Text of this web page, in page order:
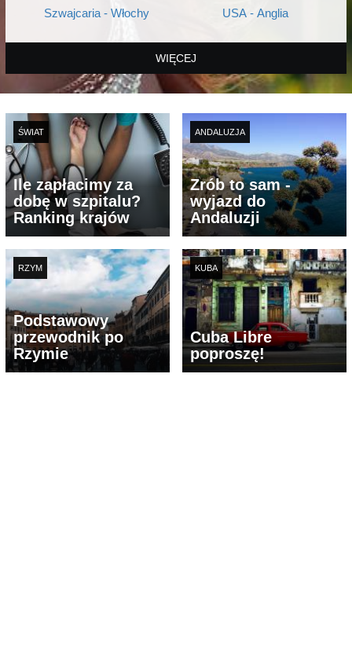
Szwajcaria - Włochy USA - Anglia
WIĘCEJ
ŚWIAT
Ile zapłacimy za
dobę w szpitalu?
Ranking krajów
ANDALUZJA
Zrób to sam -
wyjazd do
Andaluzji
RZYM
Podstawowy
przewodnik po
Rzymie
KUBA
Cuba Libre
poproszę!